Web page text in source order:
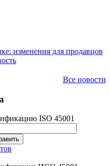
изменения для продавцов
Все новости
ISO 45001